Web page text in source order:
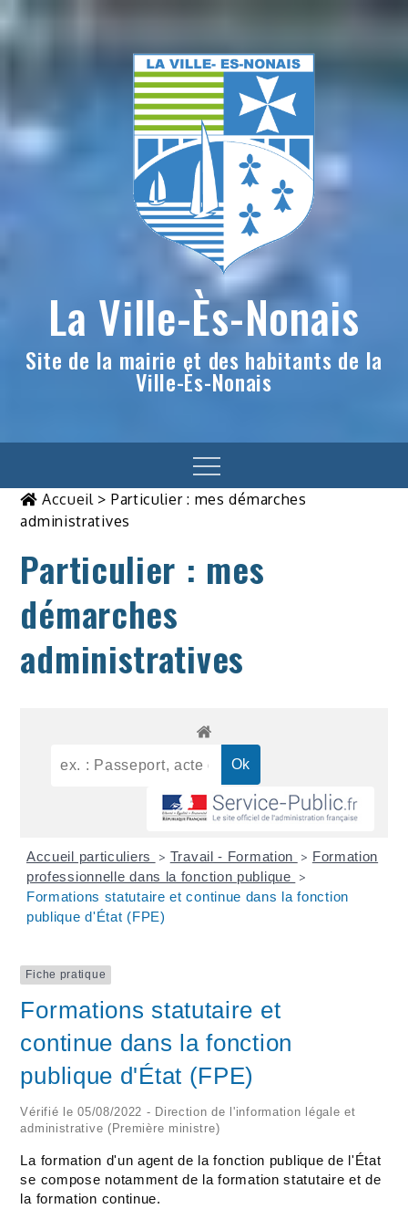
to
La Ville-Ès-Nonais
Site de la mairie et des habitants de la
Ville-Ès-Nonais
Menu
Accueil> Particulier : mes démarches
administratives
Particulier : mes
démarches
administratives
Accueil particuliers > Travail - Formation > Formation
professionnelle dans la fonction publique
>
Formations statutaire et continue dans la fonction
publique d'État (FPE)
Fiche pratique
Formations statutaire et
continue dans la fonction
publique d'État (FPE)
Vérifié le 05/08/2022 - Direction de l'information légale et
administrative (Première ministre)
La formation d'un agent de la fonction publique de l'État
se compose notamment de la formation statutaire et de
la formation continue.